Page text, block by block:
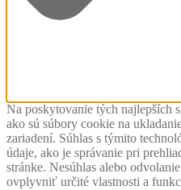
Na poskytovanie tých najlepších
ako sú súbory cookie na
zariadení. Súhlas s týmito
údaje, ako je správanie pri
stránke. Nesúhlas alebo
ovplyvniť určité vlastnosti a